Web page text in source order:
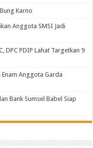
Karno
Anggota SMSI Jadi
DPC PDIP Lahat Targetkan 9
Anggota Garda
Bank Sumsel Babel Siap